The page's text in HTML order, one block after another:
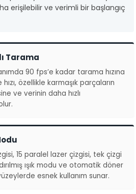
erişilebilir ve verimli bir başlangıç
Tarama
90 fps’e kadar tarama hızına
özellikle karmaşık parçaların
ve verinin daha hızlı
15 paralel lazer çizgisi, tek çizgi
ışık modu ve otomatik döner
esnek kullanım sunar.